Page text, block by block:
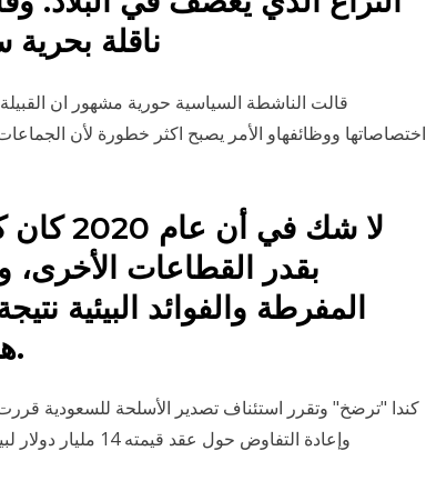
ناقلة بحرية
اختصاصاتها ووظائفهاو الأمر يصبح اكثر خطورة لأن
لا شك
بقدر القطاعات الأخرى،
المفرطة والفوائد البيئية
هناك قدر كبير من الإيجابيات.
كندا "ترضخ" وتقرر استئناف تصدير الأسلحة للسعودية
وإعادة التفاوض حول عقد قيمته 14 مليار دولار لبيع عربات مدرعة تنتجها شركة جنرال دايناميكس